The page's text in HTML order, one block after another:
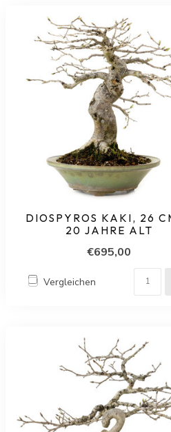
DIOSPYROS KAKI, 26
20 JAHRE ALT
€695,00
Vergleichen